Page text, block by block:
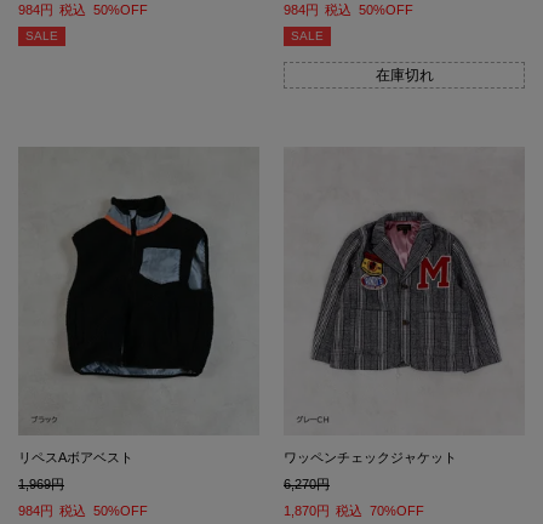
984
税込 50%OFF
SALE
984
税込 50%OFF
SALE
在庫切れ
リペスAボアベスト
1,969
984
税込 50%OFF
ワッペンチェックジャケット
6,270
1,870
税込 70%OFF